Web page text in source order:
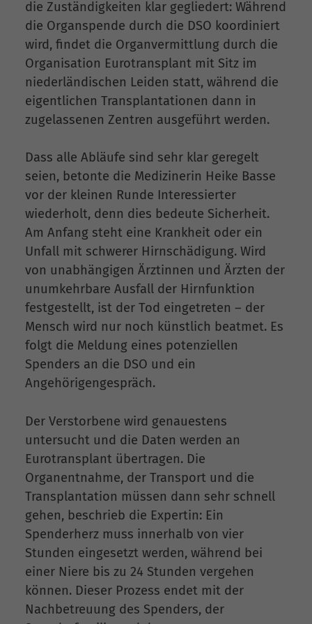
die Zuständigkeiten klar gegliedert: Während
die Organspende durch die DSO koordiniert
wird, findet die Organvermittlung durch die
Organisation Eurotransplant mit Sitz im
niederländischen Leiden statt, während die
eigentlichen Transplantationen dann in
zugelassenen Zentren ausgeführt werden.
Dass alle Abläufe sind sehr klar geregelt
seien, betonte die Medizinerin Heike Basse
vor der kleinen Runde Interessierter
wiederholt, denn dies bedeute Sicherheit.
Am Anfang steht eine Krankheit oder ein
Unfall mit schwerer Hirnschädigung. Wird
von unabhängigen Ärztinnen und Ärzten der
unumkehrbare Ausfall der Hirnfunktion
festgestellt, ist der Tod eingetreten – der
Mensch wird nur noch künstlich beatmet. Es
folgt die Meldung eines potenziellen
Spenders an die DSO und ein
Angehörigengespräch.
Der Verstorbene wird genauestens
untersucht und die Daten werden an
Eurotransplant übertragen. Die
Organentnahme, der Transport und die
Transplantation müssen dann sehr schnell
gehen, beschrieb die Expertin: Ein
Spenderherz muss innerhalb von vier
Stunden eingesetzt werden, während bei
einer Niere bis zu 24 Stunden vergehen
können. Dieser Prozess endet mit der
Nachbetreuung des Spenders, der